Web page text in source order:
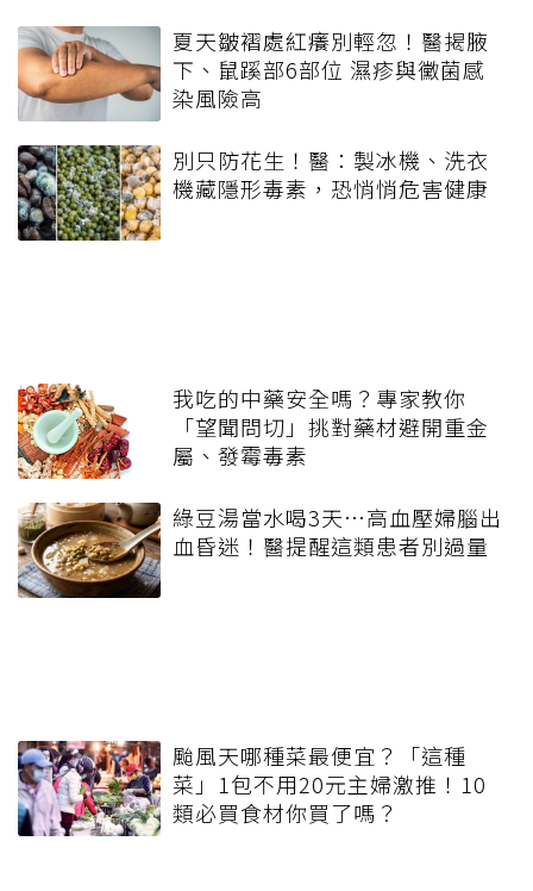
夏天皺褶處紅癢別輕忽！醫揭腋
下、鼠蹊部6部位 濕疹與黴菌感
染風險高
別只防花生！醫：製冰機、洗衣
機藏隱形毒素，恐悄悄危害健康
我吃的中藥安全嗎？專家教你
「望聞問切」挑對藥材避開重金
屬、發霉毒素
綠豆湯當水喝3天…高血壓婦腦出
血昏迷！醫提醒這類患者別過量
颱風天哪種菜最便宜？「這種
菜」1包不用20元主婦激推！10
類必買食材你買了嗎？